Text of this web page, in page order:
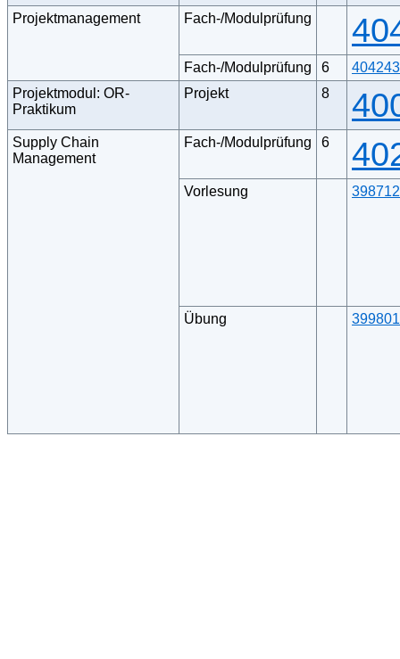
Projektmanagement Fach-/Modulprüfung
Fach-/Modulprüfung 6
404243
Projektmodul: OR-
Praktikum
Projekt 8
Supply Chain
Management
Fach-/Modulprüfung 6
Vorlesung 398712
Übung 399801